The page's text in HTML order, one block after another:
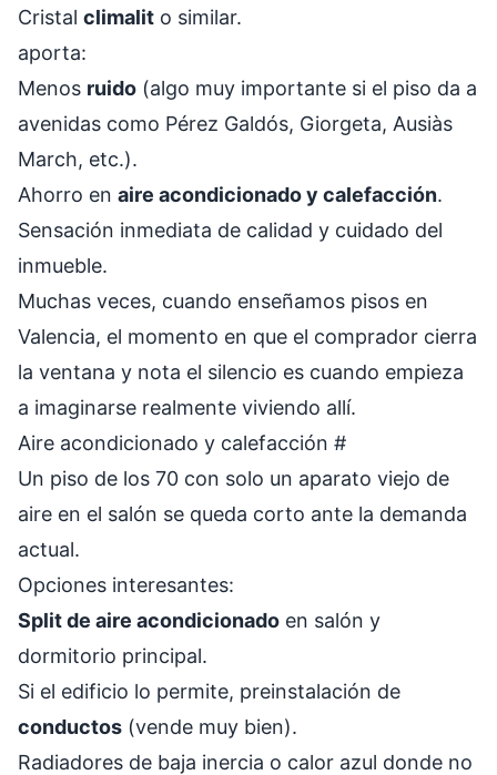
Cristal climalit o similar.
aporta:
Menos ruido (algo muy importante si el piso da a
avenidas como Pérez Galdós, Giorgeta, Ausiàs
March, etc.).
Ahorro en aire acondicionado y calefacción.
Sensación inmediata de calidad y cuidado del
inmueble.
Muchas veces, cuando enseñamos pisos en
Valencia, el momento en que el comprador cierra
la ventana y nota el silencio es cuando empieza
a imaginarse realmente viviendo allí.
Aire acondicionado y calefacción #
Un piso de los 70 con solo un aparato viejo de
aire en el salón se queda corto ante la demanda
actual.
Opciones interesantes:
Split de aire acondicionado en salón y
dormitorio principal.
Si el edificio lo permite, preinstalación de
conductos (vende muy bien).
Radiadores de baja inercia o calor azul donde no